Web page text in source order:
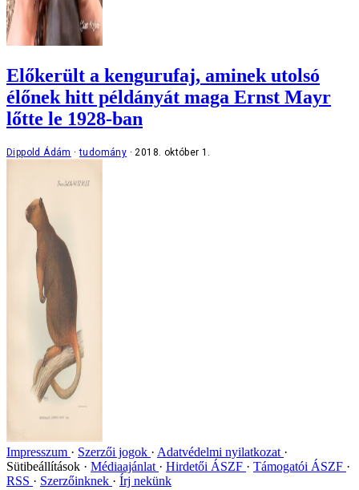
Előkerült a kengurufaj, aminek utolsó
élőnek hitt példányát maga Ernst Mayr
lőtte le 1928-ban
Dippold Ádám tudomány 2018. október 1.
Impresszum Szerzői jogok
Adatvédelmi nyilatkozat
Sütibeállítások
Médiaajánlat Hirdetői ÁSZF
Támogatói ÁSZF
RSS
Szerzőinknek Írj nekünk